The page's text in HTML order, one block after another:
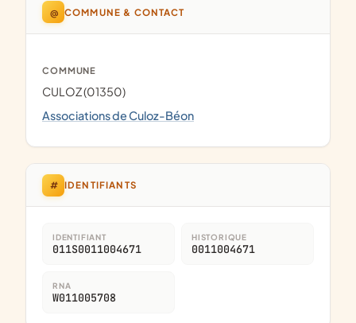
@ COMMUNE & CONTACT
COMMUNE
CULOZ (01350)
Associations de Culoz-Béon
# IDENTIFIANTS
IDENTIFIANT
011S0011004671
HISTORIQUE
0011004671
RNA
W011005708